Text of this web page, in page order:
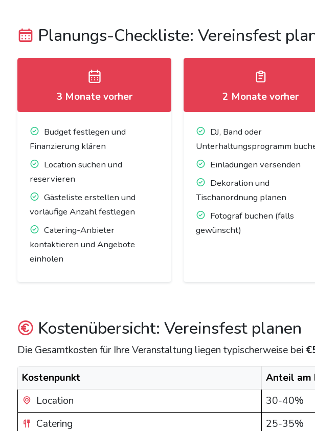
Planungs-Checkliste: Vereinsfest
3 Monate vorher
Budget festlegen und
Finanzierung klären
Location suchen und
reservieren
Gästeliste erstellen und
vorläufige Anzahl festlegen
Catering-Anbieter
kontaktieren und Angebote
einholen
2 Monate vorher
DJ, Band oder
Unterhaltungsprogramm
Einladungen versenden
Dekoration und
Tischanordnung planen
Fotograf buchen (falls
gewünscht)
Kostenübersicht: Vereinsfest planen
Die Gesamtkosten für Ihre Veranstaltung liegen typischerweise bei
Kostenpunkt Anteil am
Location
30-40%
Catering
25-35%